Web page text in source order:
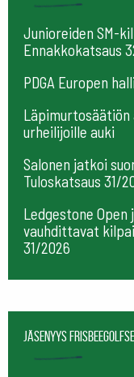
Junioreiden SM-
Ennakkokatsaus
PDGA Europen
Läpimurtosäätiön
urheilijoille auki
Salonen jatkoi
Tuloskatsaus 31/
Ledgestone Open
vauhdittavat
31/2026
Jäsenyys